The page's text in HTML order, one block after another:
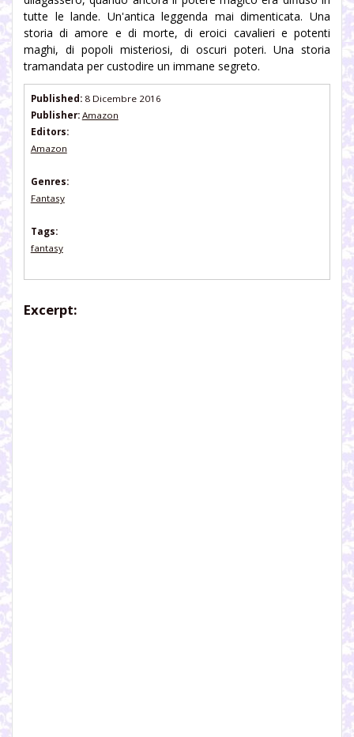
tutte le lande. Un'antica leggenda mai dimenticata. Una
storia di amore e di morte, di eroici cavalieri e potenti
maghi, di popoli misteriosi, di oscuri poteri. Una storia
tramandata per custodire un immane segreto.
Published: 8 Dicembre 2016
Publisher: Amazon
Editors:
Amazon
Genres:
Fantasy
Tags:
fantasy
Excerpt: